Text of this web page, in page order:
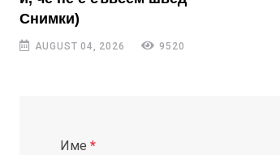
Снимки)
AUGUST 04, 2026 9520
Име *